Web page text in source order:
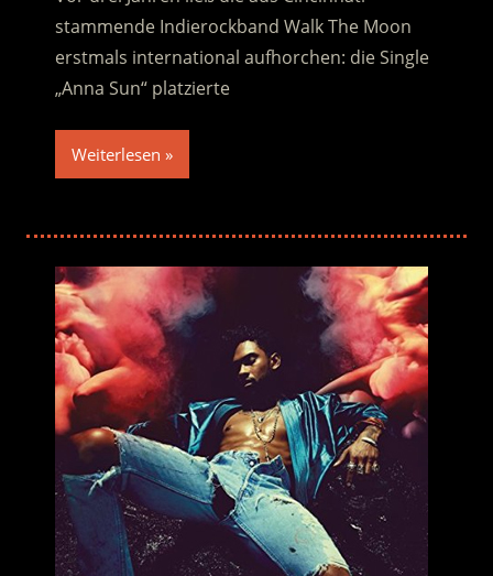
stammende Indierockband Walk The Moon
erstmals international aufhorchen: die Single
„Anna Sun“ platzierte
Weiterlesen